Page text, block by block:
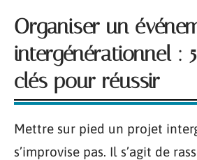
Organiser un
intergénérationnel :
clés pour réussir
Mettre sur pied un projet
s’improvise pas. Il s’agit de